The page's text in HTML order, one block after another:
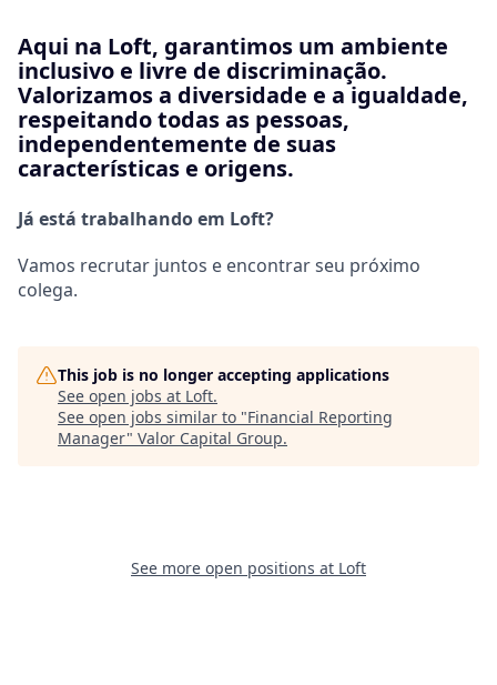
Aqui na Loft, garantimos um ambiente
inclusivo e livre de discriminação.
Valorizamos a diversidade e a igualdade,
respeitando todas as pessoas,
independentemente de suas
características e origens.
Já está trabalhando em Loft?
Vamos recrutar juntos e encontrar seu próximo
colega.
This job is no longer accepting applications
See open jobs at Loft.
See open jobs similar to "Financial Reporting
Manager" Valor Capital Group.
See more open positions at Loft